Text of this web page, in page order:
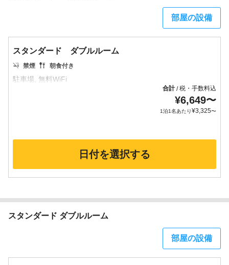
部屋の設備
スタンダード ダブルルーム
禁煙 朝食付き
合計/税・手数料込
¥6,649〜
1泊1名あたり¥3,325〜
日付を選択する
スタンダード ダブルルーム
部屋の設備